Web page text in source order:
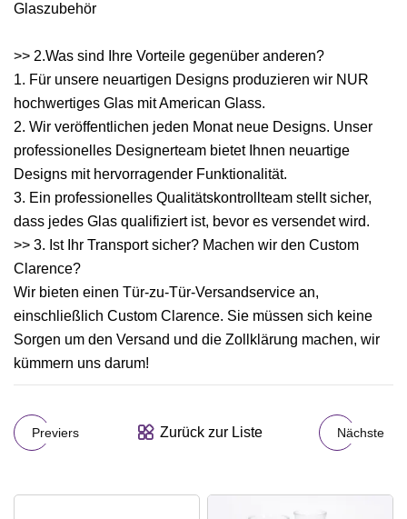
Glaszubehör
>> 2.Was sind Ihre Vorteile gegenüber anderen?
1. Für unsere neuartigen Designs produzieren wir NUR
hochwertiges Glas mit American Glass.
2. Wir veröffentlichen jeden Monat neue Designs. Unser
professionelles Designerteam bietet Ihnen neuartige
Designs mit hervorragender Funktionalität.
3. Ein professionelles Qualitätskontrollteam stellt sicher,
dass jedes Glas qualifiziert ist, bevor es versendet wird.
>> 3. Ist Ihr Transport sicher? Machen wir den Custom
Clarence?
Wir bieten einen Tür-zu-Tür-Versandservice an,
einschließlich Custom Clarence. Sie müssen sich keine
Sorgen um den Versand und die Zollklärung machen, wir
kümmern uns darum!
Previers Zurück zur Liste Nächste